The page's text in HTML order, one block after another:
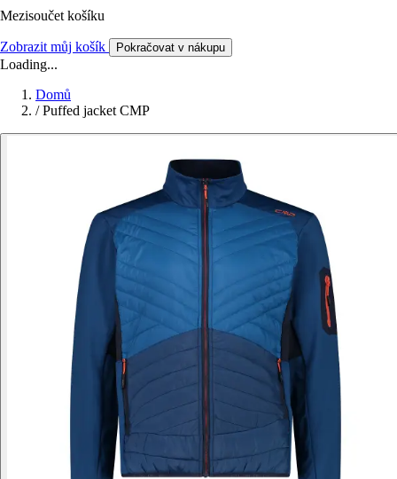
Mezisoučet košíku
Zobrazit můj košík Pokračovat v nákupu
Loading...
Domů
/ Puffed jacket CMP